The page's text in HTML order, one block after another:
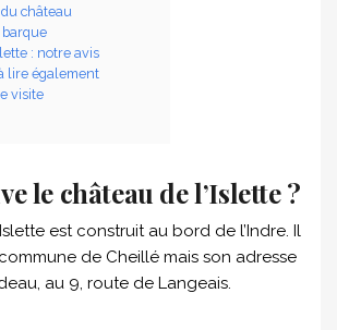
château
barque
: notre avis
lire également
visite
le château de l’Islette ?
est construit au bord de l’Indre. Il
de Cheillé mais son adresse
au 9, route de Langeais.